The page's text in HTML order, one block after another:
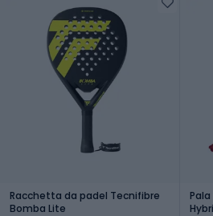
Racchetta da padel Tecnifibre
Bomba Lite
Pala